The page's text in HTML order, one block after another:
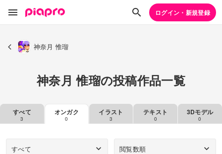
ログイン・新規登録
神奈月 惟瑠
神奈月 惟瑠の投稿作品一覧
すべて
3
オンガク
0
イラスト
3
テキスト
0
3Dモデル
0
すべて 閲覧数順